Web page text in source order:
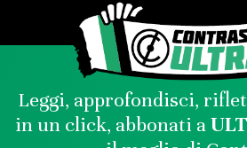
Leggi, approfondisci,
in un click, abbonati a